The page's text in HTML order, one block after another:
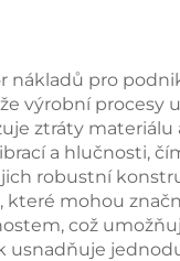
nákladů pro
výrobní procesy
ztráty materiálu
a hlučnosti,
robustní
které mohou
což
usnadňuje